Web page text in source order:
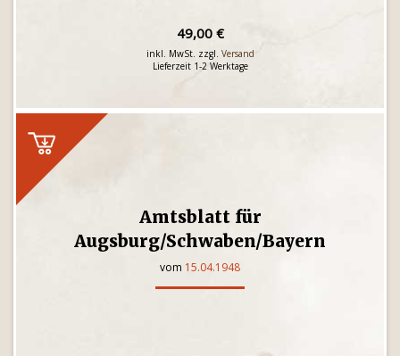
49,00 €
inkl. MwSt. zzgl. Versand
Lieferzeit 1-2 Werktage
Amtsblatt für
Augsburg/Schwaben/Bayern
vom 15.04.1948